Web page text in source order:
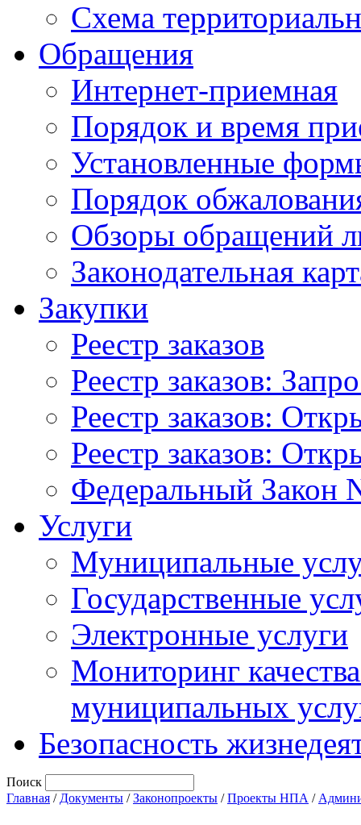
Схема
Обращения
Интернет-приемная
Порядок и время
Установленные
Порядок
Обзоры обращений
Законодательная
Закупки
Реестр заказов
Реестр заказов:
Реестр заказов:
Реестр заказов:
Федеральный Закон
Услуги
Муниципальные
Государственные
Электронные услуги
Мониторинг
муниципальных
Безопасность
Поиск
Главная / Документы /Законопроекты /Проекты НПА /